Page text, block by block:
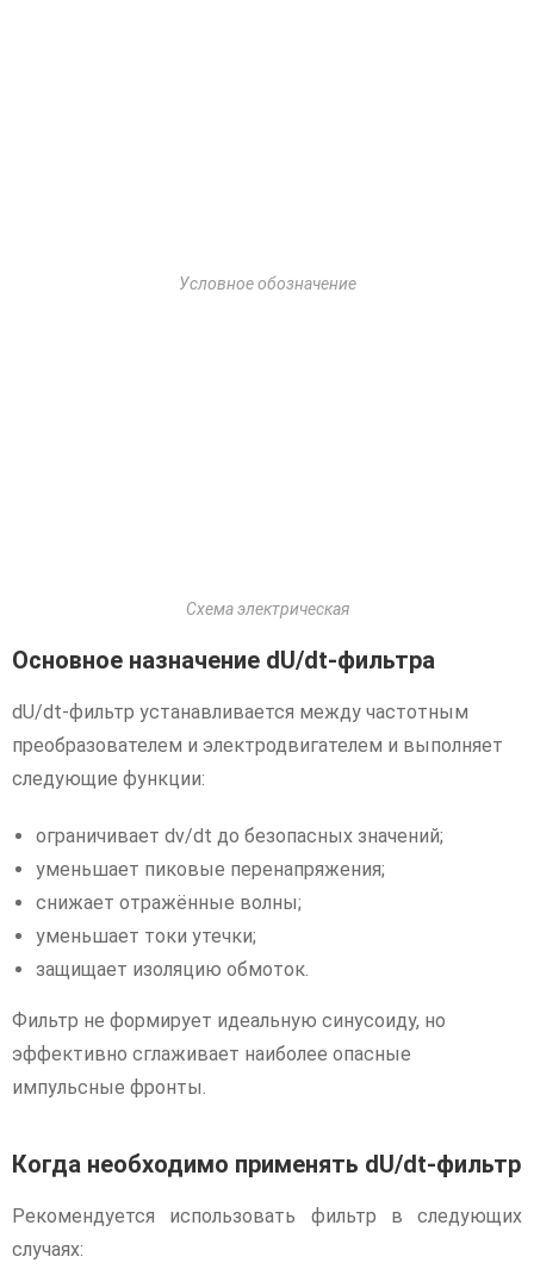
Условное обозначение
Схема электрическая
Основное назначение dU/dt-фильтра
dU/dt-фильтр устанавливается между частотным
преобразователем и электродвигателем и выполняет
следующие функции:
ограничивает dv/dt до безопасных значений;
уменьшает пиковые перенапряжения;
снижает отражённые волны;
уменьшает токи утечки;
защищает изоляцию обмоток.
Фильтр не формирует идеальную синусоиду, но
эффективно сглаживает наиболее опасные
импульсные фронты.
Когда необходимо применять dU/dt-фильтр
Рекомендуется использовать фильтр в следующих
случаях: